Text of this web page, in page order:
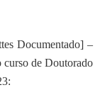
Documentado] –
curso de Doutorado